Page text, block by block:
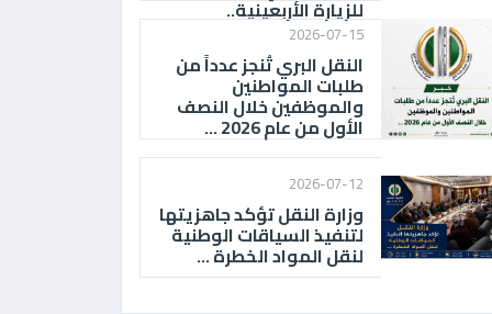
للزيارة الأربعينية..
2026-07-15
النقل البري تُنجز عدداً من
طلبات المواطنين
والموظفين خلال النصف
الأول من عام 2026 ...
2026-07-12
وزارة النقل تؤكد جاهزيتها
لتنفيذ السياقات الوطنية
لنقل المواد الخطرة ...